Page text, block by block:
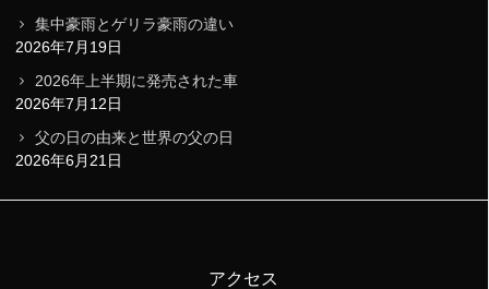
集中豪雨とゲリラ豪雨の違い
2026年7月19日
2026年上半期に発売された車
2026年7月12日
父の日の由来と世界の父の日
2026年6月21日
アクセス